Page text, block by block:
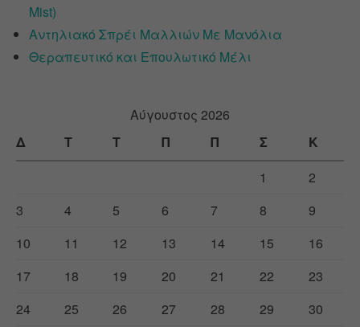
Mist)
Αντηλιακό Σπρέι Μαλλιών Με Μανόλια
Θεραπευτικό και Επουλωτικό Μέλι
Αύγουστος 2026
Δ
Τ Τ Π Π Σ
Κ
1
2
3
4 5 6 7 8
9
10
11 12 13 14 15
16
17
18 19 20 21 22
23
24
25 26 27 28 29 30